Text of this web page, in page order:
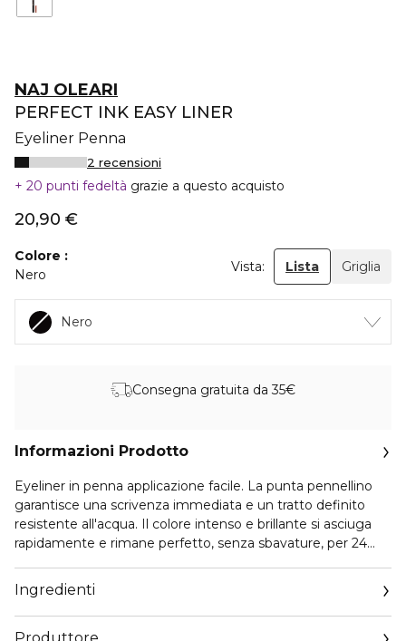
NAJ OLEARI
PERFECT INK EASY LINER
Eyeliner Penna
2 recensioni
20 punti fedeltà grazie a questo acquisto
20,90 €
Colore
Nero
Vista: Lista Griglia
Nero
Consegna gratuita da 35€
Informazioni Prodotto
Eyeliner in penna applicazione facile. La punta pennellino
garantisce una scrivenza immediata e un tratto definito
resistente all'acqua. Il colore intenso e brillante si asciuga
rapidamente e rimane perfetto, senza sbavature, per 24
lungo la rima cigliare superiore.
Ingredienti